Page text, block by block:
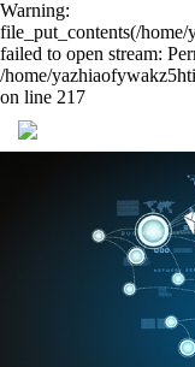
Warning:
file_put_contents(/
failed to open stream:
/home/
on line 217